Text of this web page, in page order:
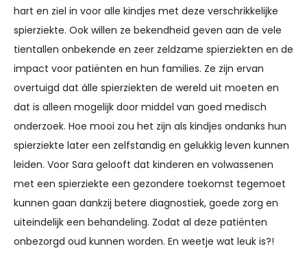
hart en ziel in voor alle kindjes met deze verschrikkelijke
spierziekte. Ook willen ze bekendheid geven aan de vele
tientallen onbekende en zeer zeldzame spierziekten en de
impact voor patiënten en hun families. Ze zijn ervan
overtuigd dat álle spierziekten de wereld uit moeten en
dat is alleen mogelijk door middel van goed medisch
onderzoek. Hoe mooi zou het zijn als kindjes ondanks hun
spierziekte later een zelfstandig en gelukkig leven kunnen
leiden. Voor Sara gelooft dat kinderen en volwassenen
met een spierziekte een gezondere toekomst tegemoet
kunnen gaan dankzij betere diagnostiek, goede zorg en
uiteindelijk een behandeling. Zodat al deze patiënten
onbezorgd oud kunnen worden. En weetje wat leuk is?!